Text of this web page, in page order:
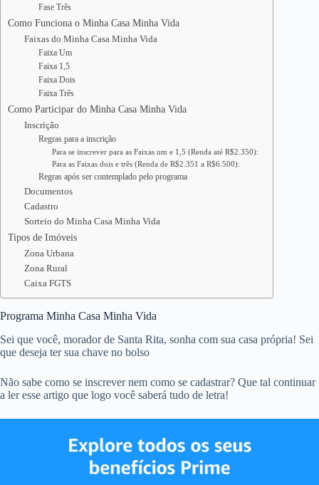
Fase Três
Como Funciona o Minha Casa Minha Vida
Faixas do Minha Casa Minha Vida
Faixa Um
Faixa 1,5
Faixa Dois
Faixa Três
Como Participar do Minha Casa Minha Vida
Inscrição
Regras para a inscrição
Para se inscrever para as Faixas um e 1,5 (Renda até R$2.350):
Para as Faixas dois e três (Renda de R$2.351 a R$6.500):
Regras após ser contemplado pelo programa
Documentos
Cadastro
Sorteio do Minha Casa Minha Vida
Tipos de Imóveis
Zona Urbana
Zona Rural
Caixa FGTS
Programa Minha Casa Minha Vida
Sei que você, morador de Santa Rita, sonha com sua casa própria! Sei
que deseja ter sua chave no bolso
Não sabe como se inscrever nem como se cadastrar? Que tal continuar
a ler esse artigo que logo você saberá tudo de letra!